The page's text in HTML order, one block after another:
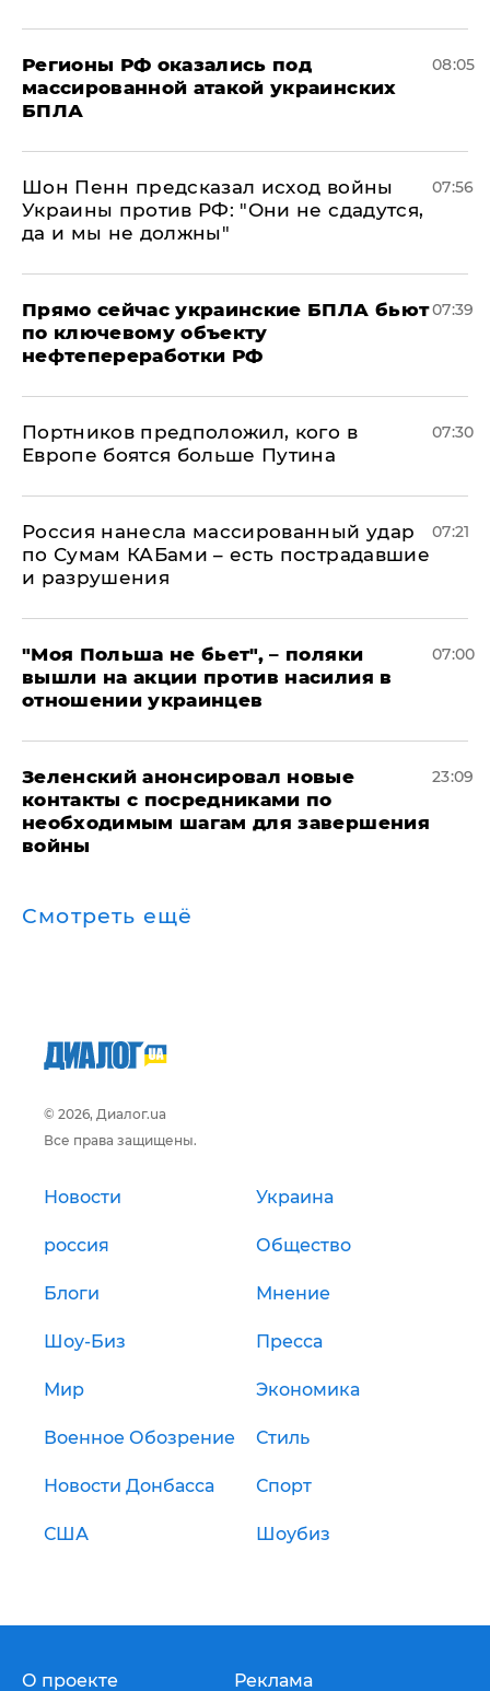
Регионы РФ оказались под
массированной атакой украинских
БПЛА
08:05
Шон Пенн предсказал исход войны
Украины против РФ: "Они не сдадутся,
да и мы не должны"
07:56
Прямо сейчас украинские БПЛА бьют
по ключевому объекту
нефтепереработки РФ
07:39
Портников предположил, кого в
Европе боятся больше Путина
07:30
Россия нанесла массированный удар
по Сумам КАБами – есть пострадавшие
и разрушения
07:21
"Моя Польша не бьет", – поляки
вышли на акции против насилия в
отношении украинцев
07:00
Зеленский анонсировал новые
контакты с посредниками по
необходимым шагам для завершения
войны
23:09
Смотреть ещё
© 2026, Диалог.ua
Все права защищены.
Новости Украина
россия Общество
Блоги Мнение
Шоу-Биз Пресса
Мир Экономика
Военное Обозрение Стиль
Новости Донбасса Спорт
США Шоубиз
О проекте Реклама